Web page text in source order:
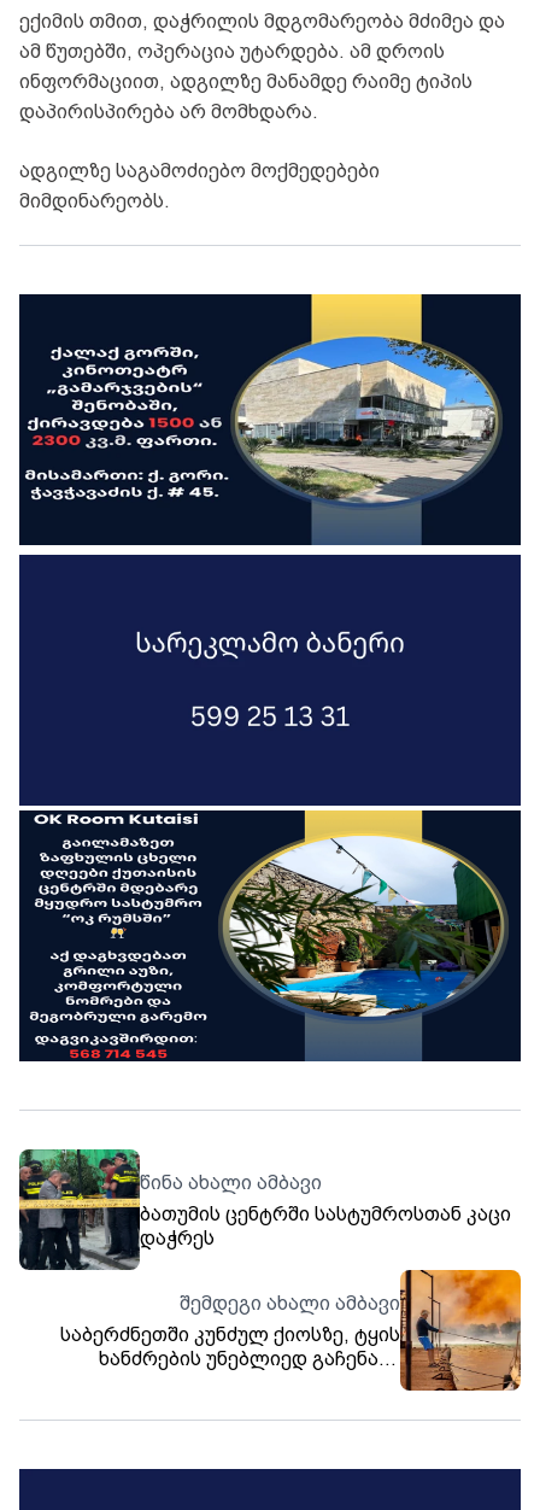
ექიმის თმით, დაჭრილის მდგომარეობა მძიმეა და
ამ წუთებში, ოპერაცია უტარდება. ამ დროის
ინფორმაციით, ადგილზე მანამდე რაიმე ტიპის
დაპირისპირება არ მომხდარა.
ადგილზე საგამოძიებო მოქმედებები
მიმდინარეობს.
წინა ახალი ამბავი
ბათუმის ცენტრში სასტუმროსთან კაცი
დაჭრეს
შემდეგი ახალი ამბავი
საბერძნეთში კუნძულ ქიოსზე, ტყის
ხანძრების უნებლიედ გაჩენაში